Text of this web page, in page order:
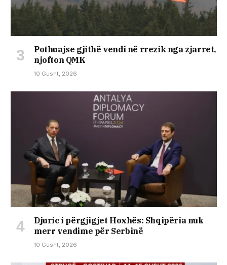
Pothuajse gjithë vendi në rrezik nga zjarret,
njofton QMK
10 Gusht, 2026
Djuric i përgjigjet Hoxhës: Shqipëria nuk
merr vendime për Serbinë
10 Gusht, 2026